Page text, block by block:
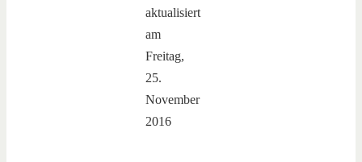
aktualisiert
am
Freitag,
25.
November
2016